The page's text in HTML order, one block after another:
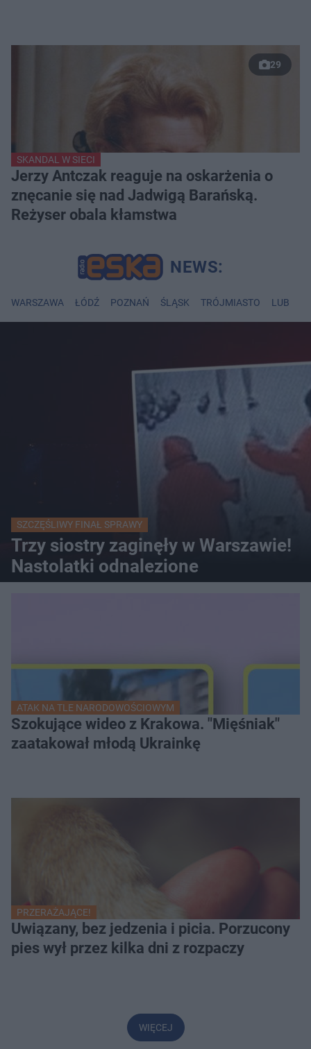
29
SKANDAL W SIECI
Jerzy Antczak reaguje na oskarżenia o
znęcanie się nad Jadwigą Barańską.
Reżyser obala kłamstwa
WARSZAWA ŁÓDŹ POZNAŃ ŚLĄSK TRÓJMIASTO LUBLIN
SZCZĘŚLIWY FINAŁ SPRAWY
Trzy siostry zaginęły w Warszawie!
Nastolatki odnalezione
ATAK NA TLE NARODOWOŚCIOWYM
Szokujące wideo z Krakowa. "Mięśniak"
zaatakował młodą Ukrainkę
PRZERAŻAJĄCE!
Uwiązany, bez jedzenia i picia. Porzucony
pies wył przez kilka dni z rozpaczy
WIĘCEJ